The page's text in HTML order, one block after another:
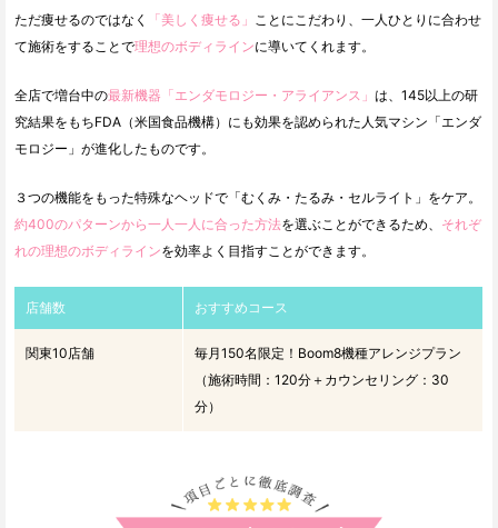
ただ痩せるのではなく 「美しく痩せる」
ことにこだわり、一人ひとりに合わせ
て施術をすることで理想のボディラインに導いてくれます。
全店で増台中の最新機器「エンダモロジー・アライアンス」 は、145以上の研
究結果をもちFDA（米国食品機構）にも効果を認められた人気マシン「エンダ
モロジー」が進化したものです。
３つの機能をもった特殊なヘッドで「むくみ・たるみ・セルライト」をケア。
約400のパターンから一人一人に合った方法を選ぶことができるため、 それぞ
れの理想のボディラインを効率よく目指すことができます。
店舗数 おすすめコース
関東10店舗
毎月150名限定！Boom8機種アレンジプラン
（施術時間：120分＋カウンセリング：30
分）